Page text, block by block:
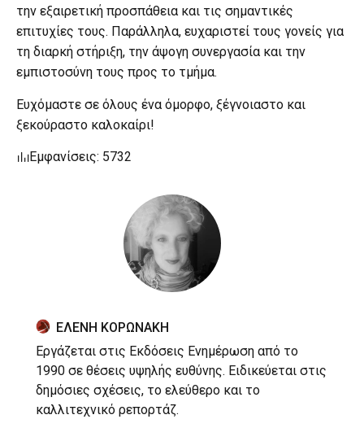
την εξαιρετική προσπάθεια και τις σημαντικές
επιτυχίες τους. Παράλληλα, ευχαριστεί τους γονείς για
τη διαρκή στήριξη, την άψογη συνεργασία και την
εμπιστοσύνη τους προς το τμήμα.
Ευχόμαστε σε όλους ένα όμορφο, ξέγνοιαστο και
ξεκούραστο καλοκαίρι!
Εμφανίσεις: 5732
ΕΛΕΝΗ ΚΟΡΩΝΑΚΗ
Εργάζεται στις Εκδόσεις Ενημέρωση από το
1990 σε θέσεις υψηλής ευθύνης. Ειδικεύεται στις
δημόσιες σχέσεις, το ελεύθερο και το
καλλιτεχνικό ρεπορτάζ.